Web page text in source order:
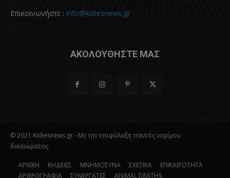
Επικοινωνήστε : info@kidiesnews.gr
ΑΚΟΛΟΥΘΗΣΤΕ ΜΑΣ
© 2021 Kidiesnews.gr - Με την επιφύλαξη παντός νομίμου
δικαιώματος
ΑΡΧΙΚΗ ΚΗΔΕΙΕΣ ΜΝΗΜΟΣΥΝΑ ΣΧΕΤΙΚΑ
ΕΠΙΚΑΙΡΟΤΗΤΑ
ΑΡΘΡΟΓΡΑΦΙΑ
ΣΥΝΕΡΓΑΤΕΣ ANIMAL DEATHS